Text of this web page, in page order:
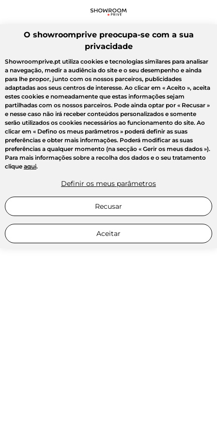
O showroomprive preocupa-se com a sua
privacidade
Showroomprive.pt utiliza cookies e tecnologias similares para analisar
a navegação, medir a audiência do site e o seu desempenho e ainda
para lhe propor, junto com os nossos parceiros, publicidades
adaptadas aos seus centros de interesse. Ao clicar em « Aceito », aceita
estes cookies e nomeadamente que estas informações sejam
partilhadas com os nossos parceiros. Pode ainda optar por « Recusar »
e nesse caso não irá receber conteúdos personalizados e somente
serão utilizados os cookies necessários ao funcionamento do site. Ao
clicar em « Defino os meus parâmetros » poderá definir as suas
preferências e obter mais informações. Poderá modificar as suas
preferências a qualquer momento (na secção « Gerir os meus dados »).
Para mais informações sobre a recolha dos dados e o seu tratamento
clique aqui.
Definir os meus parâmetros
Recusar
Aceitar